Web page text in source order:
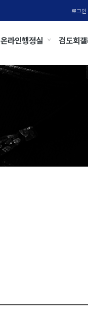
로그인
온라인행정실 검도회